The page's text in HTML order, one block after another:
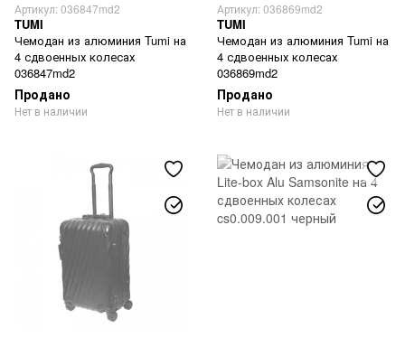
Артикул: 036847md2
TUMI
Чемодан из алюминия Tumi на
4 сдвоенных колесах
036847md2
Продано
Нет в наличии
Артикул: 036869md2
TUMI
Чемодан из алюминия Tumi на
4 сдвоенных колесах
036869md2
Продано
Нет в наличии